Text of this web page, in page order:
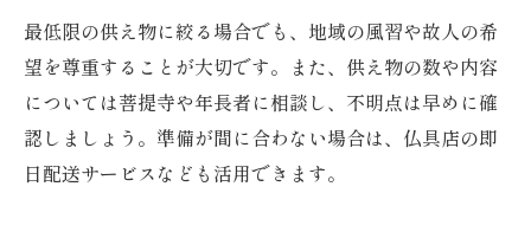
最低限の供え物に絞る場合でも、地域の風習や故人の希
望を尊重することが大切です。また、供え物の数や内容
については菩提寺や年長者に相談し、不明点は早めに確
認しましょう。準備が間に合わない場合は、仏具店の即
日配送サービスなども活用できます。